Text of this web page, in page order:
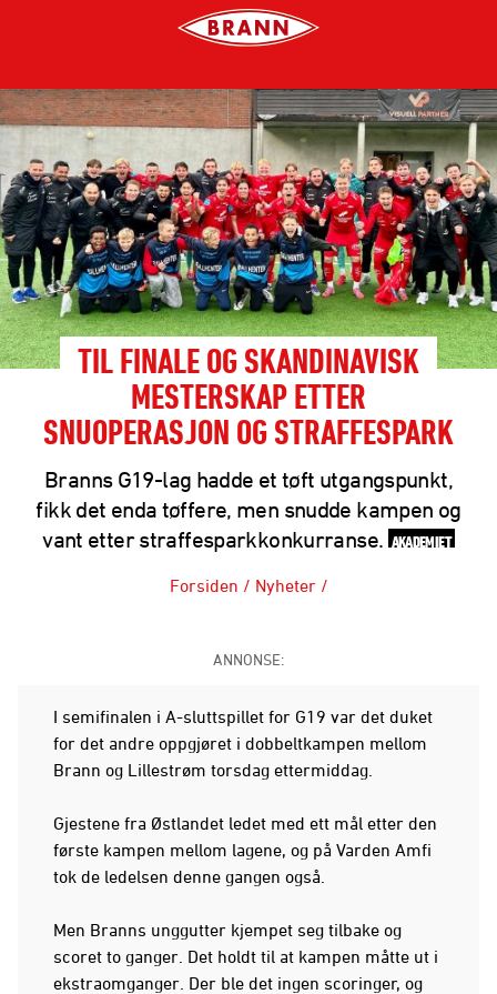
TIL FINALE OG SKANDINAVISK
MESTERSKAP ETTER
SNUOPERASJON OG STRAFFESPARK
Branns G19-lag hadde et tøft utgangspunkt,
fikk det enda tøffere, men snudde kampen og
vant etter straffesparkkonkurranse. AKADEMIET
Forsiden / Nyheter /
ANNONSE:
I semifinalen i A-sluttspillet for G19 var det duket
for det andre oppgjøret i dobbeltkampen mellom
Brann og Lillestrøm torsdag ettermiddag.
Gjestene fra Østlandet ledet med ett mål etter den
første kampen mellom lagene, og på Varden Amfi
tok de ledelsen denne gangen også.
Men Branns unggutter kjempet seg tilbake og
scoret to ganger. Det holdt til at kampen måtte ut i
ekstraomganger. Der ble det ingen scoringer, og